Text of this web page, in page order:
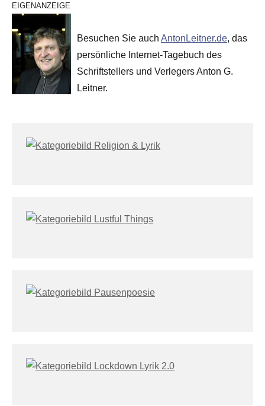
EIGENANZEIGE
Besuchen Sie auch AntonLeitner.de, das
persönliche Internet-Tagebuch des
Schriftstellers und Verlegers Anton G.
Leitner.